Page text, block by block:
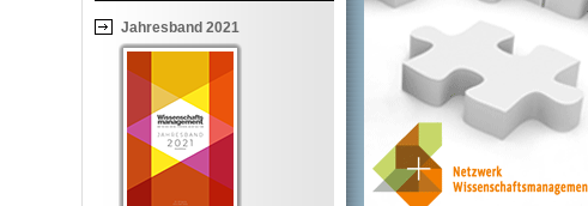
Jahresband 2021